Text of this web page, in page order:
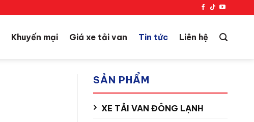
Khuyến mại Giá xe tải van Tin tức Liên hệ
SẢN PHẨM
XE TẢI VAN ĐÔNG LẠNH